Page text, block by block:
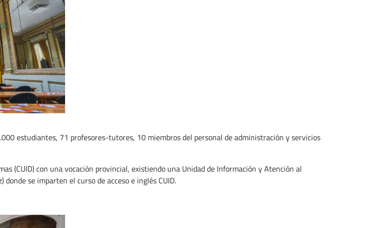
estudiantes, 71 profesores-tutores, 10 miembros del personal de administración y servicios
(CUID) con una vocación provincial, existiendo una Unidad de Información y Atención al
se imparten el curso de acceso e inglés CUID.